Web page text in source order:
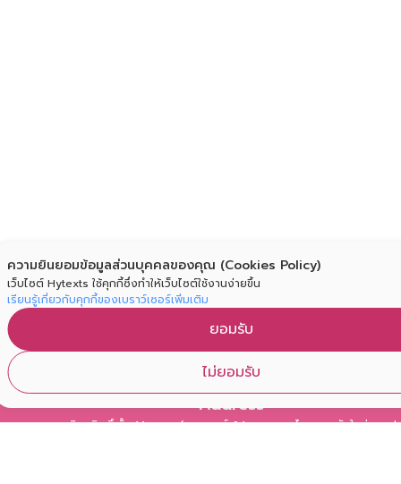
ความยินยอมข้อมูลส่วนบุคคลของคุณ (Cookies Policy)
เว็บไซต์ Hytexts ใช้คุกกี้ซึ่งทำให้เว็บไซต์ใช้งานง่ายขึ้น
เรียนรู้เกี่ยวกับคุกกี้ของเบราว์เซอร์เพิ่มเติม
ไม่ยอมรับ
ยอมรับ
Address
อาคารวิทยกิตติ์ ชั้น 14 ซอยจุฬาลงกรณ์ 64 ถนนพญาไท แขวงวังใหม่ เขตป